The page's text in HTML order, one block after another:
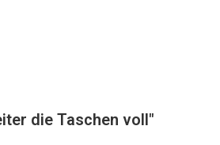
die Taschen voll"